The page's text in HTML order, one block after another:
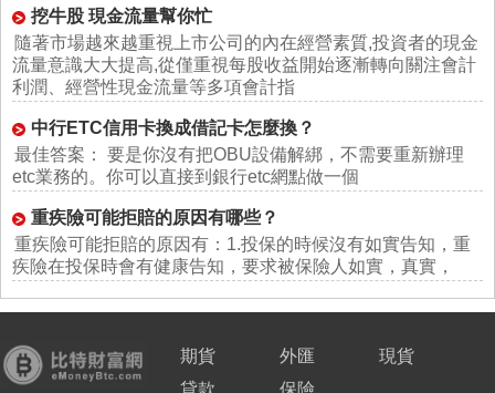
挖牛股 現金流量幫你忙
隨著市場越來越重視上市公司的內在經營素質,投資者的現金
流量意識大大提高,從僅重視每股收益開始逐漸轉向關注會計
利潤、經營性現金流量等多項會計指
中行ETC信用卡換成借記卡怎麼換？
最佳答案： 要是你沒有把OBU設備解綁，不需要重新辦理
etc業務的。你可以直接到銀行etc網點做一個
重疾險可能拒賠的原因有哪些？
重疾險可能拒賠的原因有：1.投保的時候沒有如實告知，重
疾險在投保時會有健康告知，要求被保險人如實，真實，
期貨 外匯
現貨
貸款
保險